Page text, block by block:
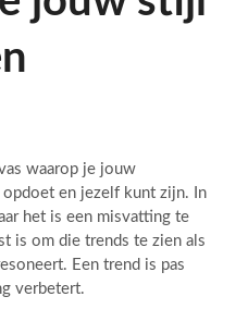
waarop je jouw
en jezelf kunt zijn. In
het is een misvatting te
is om die trends te zien als
Een trend is pas
verbetert.